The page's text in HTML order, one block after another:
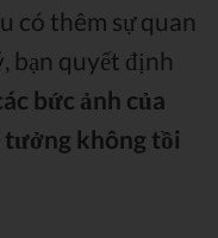
có thêm sự quan
bạn quyết định
bức ảnh của
không tồi